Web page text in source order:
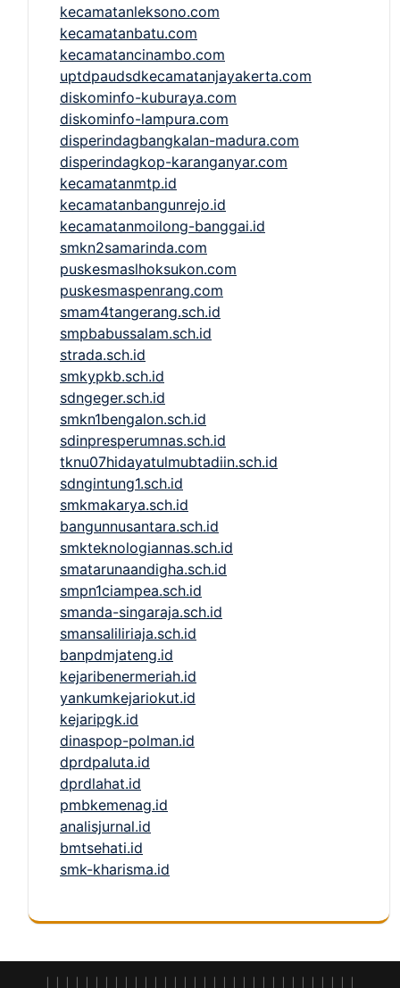
kecamatanleksono.com
kecamatanbatu.com
kecamatancinambo.com
uptdpaudsdkecamatanjayakerta.com
diskominfo-kuburaya.com
diskominfo-lampura.com
disperindagbangkalan-madura.com
disperindagkop-karanganyar.com
kecamatanmtp.id
kecamatanbangunrejo.id
kecamatanmoilong-banggai.id
smkn2samarinda.com
puskesmaslhoksukon.com
puskesmaspenrang.com
smam4tangerang.sch.id
smpbabussalam.sch.id
strada.sch.id
smkypkb.sch.id
sdngeger.sch.id
smkn1bengalon.sch.id
sdinpresperumnas.sch.id
tknu07hidayatulmubtadiin.sch.id
sdngintung1.sch.id
smkmakarya.sch.id
bangunnusantara.sch.id
smkteknologiannas.sch.id
smatarunaandigha.sch.id
smpn1ciampea.sch.id
smanda-singaraja.sch.id
smansaliliriaja.sch.id
banpdmjateng.id
kejaribenermeriah.id
yankumkejariokut.id
kejaripgk.id
dinaspop-polman.id
dprdpaluta.id
dprdlahat.id
pmbkemenag.id
analisjurnal.id
bmtsehati.id
smk-kharisma.id